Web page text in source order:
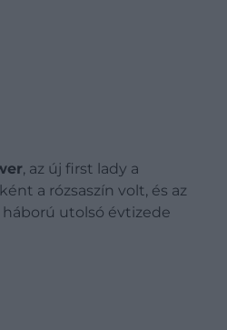
, az új first lady a
a rózsaszín volt, és az
háború utolsó évtizede